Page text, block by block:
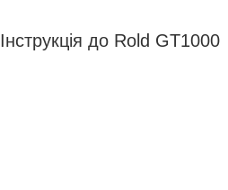
Інструкція до Rold GT1000